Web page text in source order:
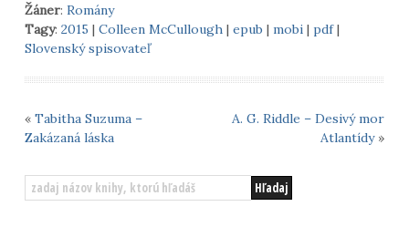
Žáner: Romány
Tagy: 2015 | Colleen McCullough | epub | mobi| pdf|
Slovenský spisovateľ
« Tabitha Suzuma –
Zakázaná láska
A. G. Riddle – Desivý mor
Atlantídy»